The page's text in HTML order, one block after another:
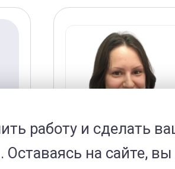
работу и сделать
на сайте, вы